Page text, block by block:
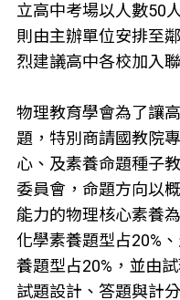
立高中考場以人數50
則由主辦單位安排至
烈建議高中各校加入
物理教育學會為了讓
題，特別商請國教院
心、及素養命題種子
委員會，命題方向以
能力的物理核心素養
化學素養題型占20%
養題型占20%，並由
試題設計、答題與計